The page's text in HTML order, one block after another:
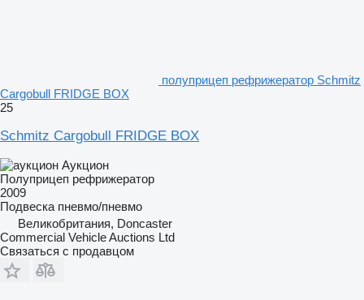
полуприцеп рефрижератор Schmitz
Cargobull FRIDGE BOX
25
Schmitz Cargobull FRIDGE BOX
Аукцион
Полуприцеп рефрижератор
2009
Подвеска пневмо/пневмо
Великобритания, Doncaster
Commercial Vehicle Auctions Ltd
Связаться с продавцом